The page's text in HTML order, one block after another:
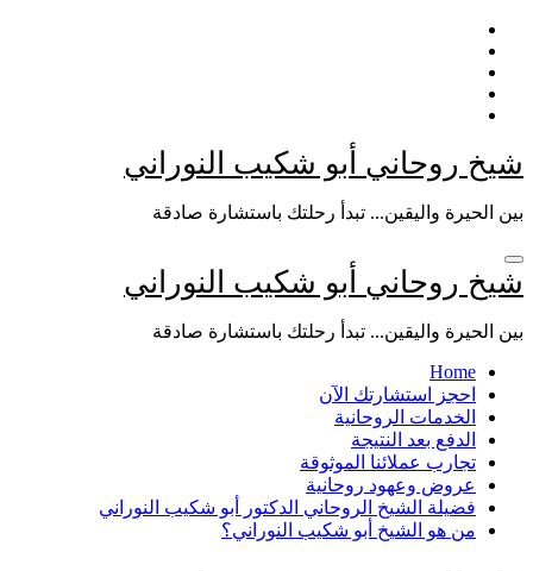
التجاوز
المحتوى
شيخ روحاني أبو شكيب النوراني
بين الحيرة واليقين... تبدأ رحلتك باستشارة صادقة
شيخ روحاني أبو شكيب النوراني
بين الحيرة واليقين... تبدأ رحلتك باستشارة صادقة
Home
احجز استشارتك الآن
الخدمات الروحانية
الدفع بعد النتيجة
تجارب عملائنا الموثوقة
عروض وعهود روحانية
فضيلة الشيخ الروحاني الدكتور أبو شكيب النوراني
من هو الشيخ أبو شكيب النوراني؟